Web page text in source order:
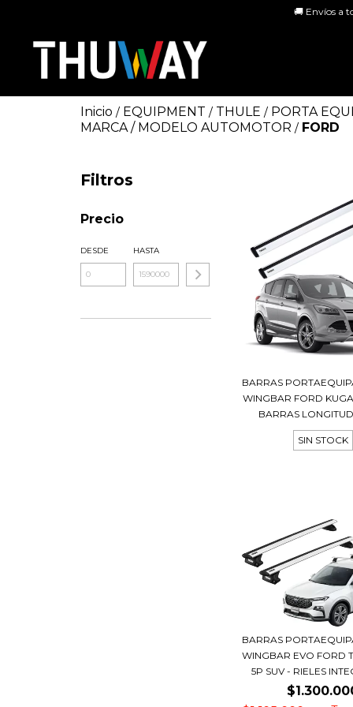
🚚 Envíos a
Inicio / EQUIPMENT / THULE / PORTA
MARCA / MODELO AUTOMOTOR / FORD
Filtros
Precio
DESDE HASTA
BARRAS
WINGBAR FORD
BARRAS
SIN STOCK
BARRAS
WINGBAR EVO FORD
5P SUV - RIELES